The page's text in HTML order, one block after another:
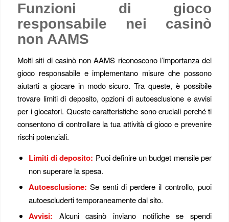
Funzioni di gioco
responsabile nei casinò
non AAMS
Molti siti di casinò non AAMS riconoscono l’importanza del
gioco responsabile e implementano misure che possono
aiutarti a giocare in modo sicuro. Tra queste, è possibile
trovare limiti di deposito, opzioni di autoesclusione e avvisi
per i giocatori. Queste caratteristiche sono cruciali perché ti
consentono di controllare la tua attività di gioco e prevenire
rischi potenziali.
Limiti di deposito: Puoi definire un budget mensile per
non superare la spesa.
Autoesclusione: Se senti di perdere il controllo, puoi
autoescluderti temporaneamente dal sito.
Avvisi: Alcuni casinò inviano notifiche se spendi